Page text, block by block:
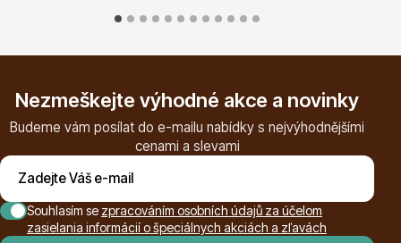
Nezmeškejte výhodné akce a novinky
Budeme vám posílat do e-mailu nabídky s nejvýhodnějšími
cenami a slevami
Souhlasím se zpracováním osobních údajů za účelom
zasielania informácií o špeciálnych akciách a zľavách